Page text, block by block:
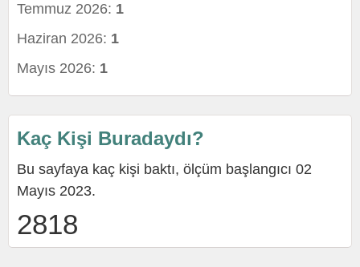
Temmuz 2026: 1
Haziran 2026: 1
Mayıs 2026: 1
Kaç Kişi Buradaydı?
Bu sayfaya kaç kişi baktı, ölçüm başlangıcı 02
Mayıs 2023.
2818